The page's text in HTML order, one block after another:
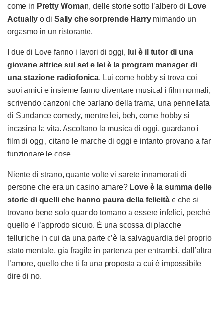
come in Pretty Woman, delle storie sotto l’albero di Love
Actually o di Sally che sorprende Harry mimando un
orgasmo in un ristorante.
I due di Love fanno i lavori di oggi, lui è il tutor di una
giovane attrice sul set e lei è la program manager di
una stazione radiofonica. Lui come hobby si trova coi
suoi amici e insieme fanno diventare musical i film normali,
scrivendo canzoni che parlano della trama, una pennellata
di Sundance comedy, mentre lei, beh, come hobby si
incasina la vita. Ascoltano la musica di oggi, guardano i
film di oggi, citano le marche di oggi e intanto provano a far
funzionare le cose.
Niente di strano, quante volte vi sarete innamorati di
persone che era un casino amare? Love è la summa delle
storie di quelli che hanno paura della felicità e che si
trovano bene solo quando tornano a essere infelici, perché
quello è l’approdo sicuro. È una scossa di placche
telluriche in cui da una parte c’è la salvaguardia del proprio
stato mentale, già fragile in partenza per entrambi, dall’altra
l’amore, quello che ti fa una proposta a cui è impossibile
dire di no.